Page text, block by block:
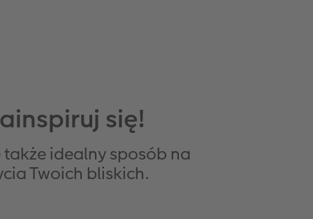
się!
także idealny sposób na
Twoich bliskich.